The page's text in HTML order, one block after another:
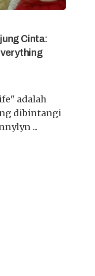
Cinta:
adalah
dibintangi
...